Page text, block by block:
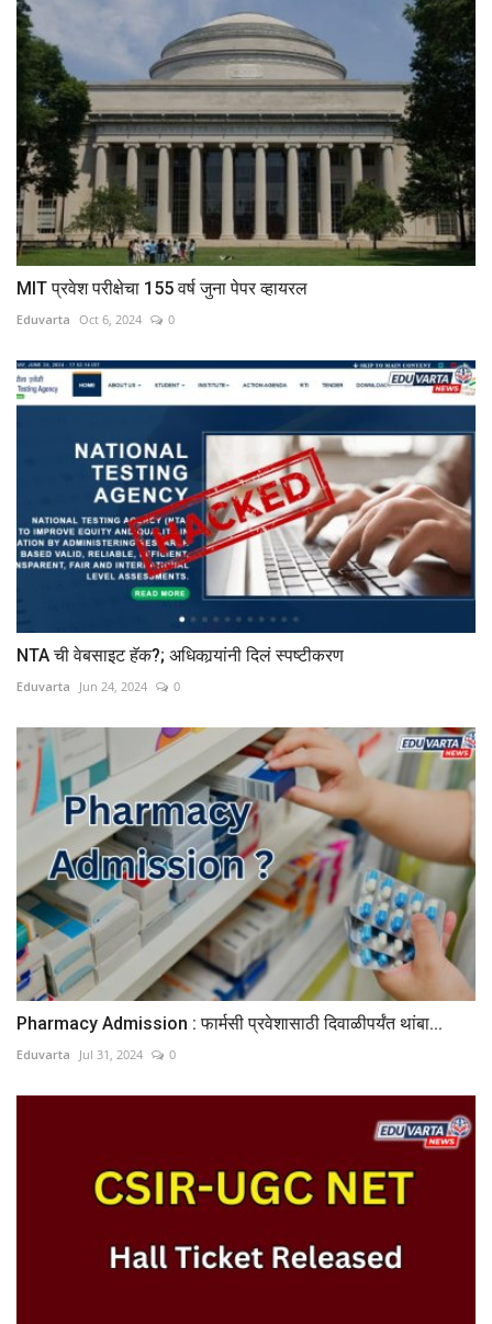
MIT प्रवेश परीक्षेचा 155 वर्ष जुना पेपर व्हायरल
Eduvarta Oct 6, 2024 0
NTA ची वेबसाइट हॅक?; अधिकार्‍यांनी दिलं स्पष्टीकरण
Eduvarta Jun 24, 2024 0
Pharmacy Admission : फार्मसी प्रवेशासाठी दिवाळीपर्यंत थांबा...
Eduvarta Jul 31, 2024 0